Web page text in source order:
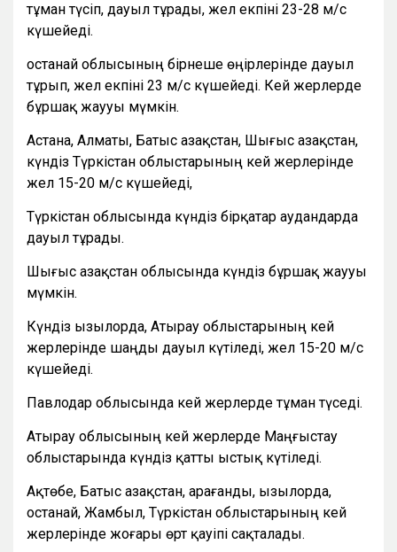
тұман түсіп, дауыл тұрады, жел екпіні 23-28 м/с
күшейеді.
Қостанай облысының бірнеше өңірлерінде дауыл
тұрып, жел екпіні 23 м/с күшейеді. Кей жерлерде
бұршақ жаууы мүмкін.
Астана, Алматы, Батыс Қазақстан, Шығыс Қазақстан,
күндіз Түркістан облыстарының кей жерлерінде
жел 15-20 м/с күшейеді,
Түркістан облысында күндіз бірқатар аудандарда
дауыл тұрады.
Шығыс Қазақстан облысында күндіз бұршақ жаууы
мүмкін.
Күндіз Қызылорда, Атырау облыстарының кей
жерлерінде шаңды дауыл күтіледі, жел 15-20 м/с
күшейеді.
Павлодар облысында кей жерлерде тұман түседі.
Атырау облысының кей жерлерде Маңғыстау
облыстарында күндіз қатты ыстық күтіледі.
Ақтөбе, Батыс Қазақстан, Қарағанды, Қызылорда,
Қостанай, Жамбыл, Түркістан облыстарының кей
жерлерінде жоғары өрт қауіпі сақталады.